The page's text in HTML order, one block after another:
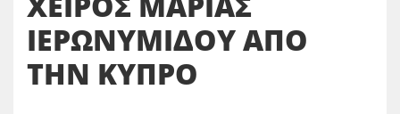
ΙΕΡΩΝΥΜΙΔΟΥ ΑΠΟ
ΤΗΝ ΚΥΠΡΟ